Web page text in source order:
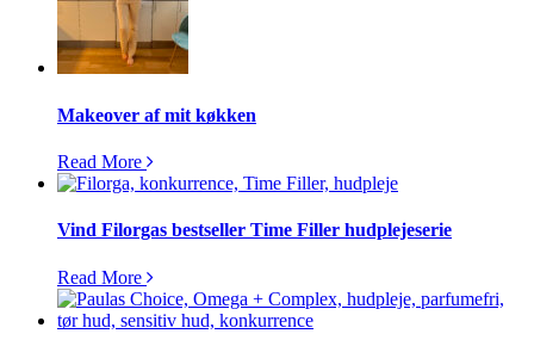
Makeover af mit køkken
Read More
Vind Filorgas bestseller Time Filler hudplejeserie
Read More